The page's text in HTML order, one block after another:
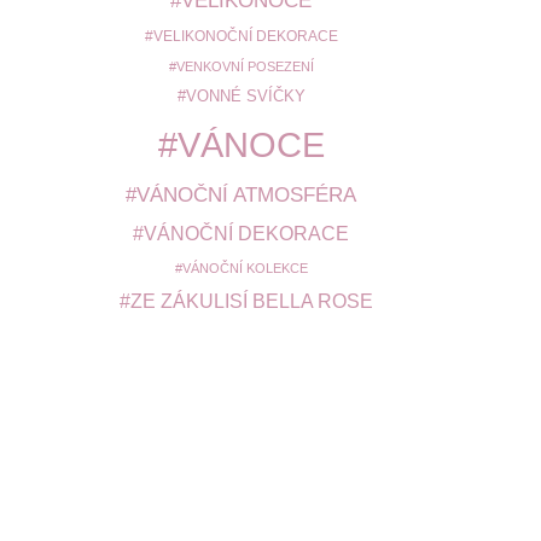
VELIKONOČNÍ DEKORACE
VENKOVNÍ POSEZENÍ
VONNÉ SVÍČKY
VÁNOCE
VÁNOČNÍ ATMOSFÉRA
VÁNOČNÍ DEKORACE
VÁNOČNÍ KOLEKCE
ZE ZÁKULISÍ BELLA ROSE